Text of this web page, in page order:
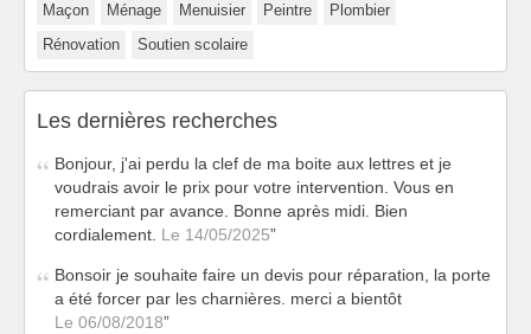
Maçon
Ménage Menuisier Peintre
Plombier
Rénovation
Soutien scolaire
Les dernières recherches
Bonjour, j'ai perdu la clef de ma boite aux lettres et je
voudrais avoir le prix pour votre intervention. Vous en
remerciant par avance. Bonne après midi. Bien
cordialement. Le 14/05/2025
Bonsoir je souhaite faire un devis pour réparation, la porte
a été forcer par les charnières. merci a bientôt
Le 06/08/2018